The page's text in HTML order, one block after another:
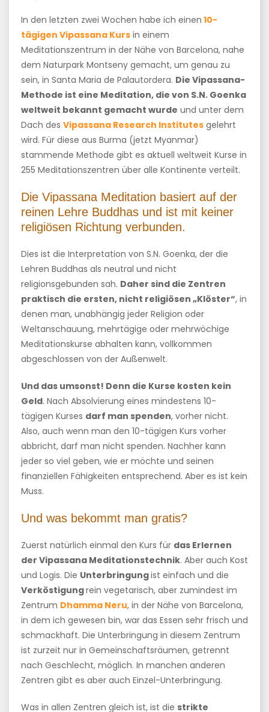
In den letzten zwei Wochen habe ich einen 10-
tägigen Vipassana Kurs in einem
Meditationszentrum in der Nähe von Barcelona, nahe
dem Naturpark Montseny gemacht, um genau zu
sein, in Santa Maria de Palautordera. Die Vipassana-
Methode ist eine Meditation, die von S.N. Goenka
weltweit bekannt gemacht wurde und unter dem
Dach des Vipassana Research Institutes gelehrt
wird. Für diese aus Burma (jetzt Myanmar)
stammende Methode gibt es aktuell weltweit Kurse in
255 Meditationszentren über alle Kontinente verteilt.
Die Vipassana Meditation basiert auf der
reinen Lehre Buddhas und ist mit keiner
religiösen Richtung verbunden.
Dies ist die Interpretation von S.N. Goenka, der die
Lehren Buddhas als neutral und nicht
religionsgebunden sah. Daher sind die Zentren
praktisch die ersten, nicht religiösen „Klöster“, in
denen man, unabhängig jeder Religion oder
Weltanschauung, mehrtägige oder mehrwöchige
Meditationskurse abhalten kann, vollkommen
abgeschlossen von der Außenwelt.
Und das umsonst! Denn die Kurse kosten kein
Geld. Nach Absolvierung eines mindestens 10-
tägigen Kurses darf man spenden, vorher nicht.
Also, auch wenn man den 10-tägigen Kurs vorher
abbricht, darf man nicht spenden. Nachher kann
jeder so viel geben, wie er möchte und seinen
finanziellen Fähigkeiten entsprechend. Aber es ist kein
Muss.
Und was bekommt man gratis?
Zuerst natürlich einmal den Kurs für das Erlernen
der Vipassana Meditationstechnik. Aber auch Kost
und Logis. Die Unterbringungist einfach und die
Verköstigungrein vegetarisch, aber zumindest im
Zentrum Dhamma Neru, in der Nähe von Barcelona,
in dem ich gewesen bin, war das Essen sehr frisch und
schmackhaft. Die Unterbringung in diesem Zentrum
ist zurzeit nur in Gemeinschaftsräumen, getrennt
nach Geschlecht, möglich. In manchen anderen
Zentren gibt es aber auch Einzel-Unterbringung.
Was in allen Zentren gleich ist, ist die strikte